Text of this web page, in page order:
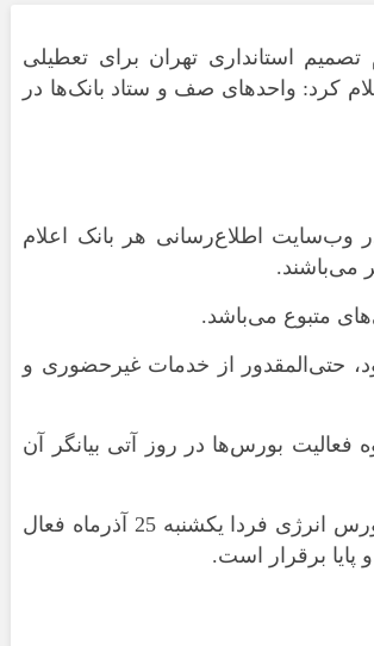
استانداری تهران برای تعطیلی
بانکها اعلام کرد: واحدهای صف و ستاد بانک‌ها در
وب‌سایت اطلاع‌رسانی هر بانک اعلام
متبوع می‌باشد.
حتی‌المقدور از خدمات غیرحضوری و
بورس‌ها در روز آتی بیانگر آن
بنابراین بورس‌های تهران، فرابورس ایران، بورس کالای ایران و بورس انرژی فردا یکشنبه 25 آذرماه فعال
پایا برقرار است.